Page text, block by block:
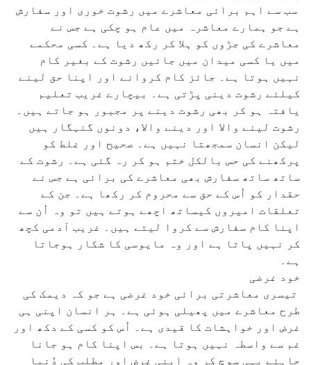
سب سے اہم برائی معاشرے میں رشوت خوری اور سفارش
ہے جو ہمارے معاشرہ میں عام ہو چکی ہے جس نے
معاشرے کی جڑوں کو ہلا کر رکھ دیا ہے۔ کسی محکمے
میں یا کسی میدان میں جائیں رشوت کے بغیر کام
نہیں ہوتا ہے۔ جائز کام کروانے اور اپنا حق لینے
کیلئے رشوت دینی پڑتی ہے۔ بیچارے غریب تعلیم
یافتہ ہو کر بھی رشوت دینے پر مجبور ہو جاتے ہیں۔
رشوت لینے والا اور دینے والا، دونوں گنہگار ہیں
لیکن انسان سمجھتا نہیں ہے۔ صحیح اور غلط کو
پرکھنے کی حس بالکل ختم ہو کر رہ گئی ہے۔ رشوت کے
ساتھ ساتھ سفارش بھی معاشرے کی برائی ہے جس نے
حقدار کو اُس کے حق سے محروم کر رکھا ہے۔ جن کے
تعلقات امیروں کیساتھ اچھے ہوتے ہیں تو وہ اُن سے
اپنا کام سفارش سے کروا لیتے ہیں۔ غریب آدمی کچھ
کر نہیں پاتا ہے اور وہ مایوسی کا شکار ہوجاتا
ہے۔
خود غرضی
تیسری معاشرتی برائی خود غرضی ہے جو کہ دیمک کی
طرح معاشرے میں پھیلی ہوئی ہے۔ ہر انسان اپنی ہی
غرض اور خواہشات کا قیدی ہے۔ اُس کو کسی کے دکھ اور
غم سے واسطہ نہیں ہوتا ہے۔ بس اپنا کام ہو جانا
چاہئے یہی سوچ کر وہ اپنی غرض اور مطلب کی دُنیا